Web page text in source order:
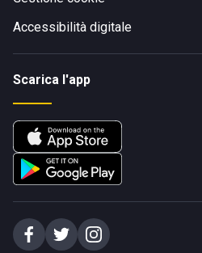
Accessibilità digitale
Scarica l'app